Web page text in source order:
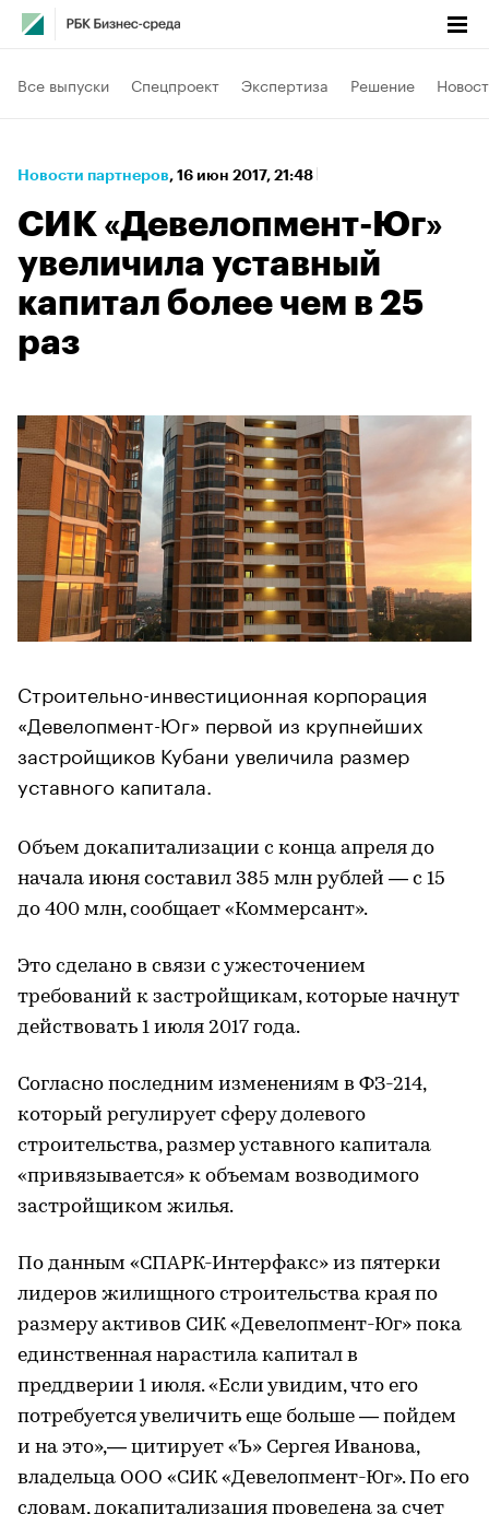
Все выпуски Спецпроект Экспертиза Решение
Новости партнеров⁠, 16 июн 2017, 21:48
СИК «Девелопмент-Юг»
увеличила уставный
капитал более чем в 25
раз
Строительно-инвестиционная корпорация
«Девелопмент-Юг» первой из крупнейших
застройщиков Кубани увеличила размер
уставного капитала.
Объем докапитализации с конца апреля до
начала июня составил 385 млн рублей — с 15
до 400 млн, сообщает «Коммерсант».
Это сделано в связи с ужесточением
требований к застройщикам, которые начнут
действовать 1 июля 2017 года.
Согласно последним изменениям в ФЗ-214,
который регулирует сферу долевого
строительства, размер уставного капитала
«привязывается» к объемам возводимого
застройщиком жилья.
По данным «СПАРК-Интерфакс» из пятерки
лидеров жилищного строительства края по
размеру активов СИК «Девелопмент-Юг» пока
единственная нарастила капитал в
преддверии 1 июля. «Если увидим, что его
потребуется увеличить еще больше — пойдем
и на это»,— цитирует «Ъ» Сергея Иванова,
владельца ООО «СИК «Девелопмент-Юг». По его
словам, докапитализация проведена за счет